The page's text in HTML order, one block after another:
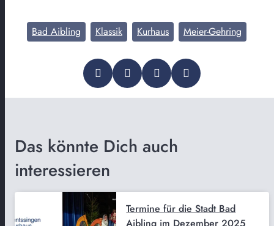
Bad Aibling Klassik Kurhaus Meier-Gehring
Das könnte Dich auch
interessieren
Termine für die Stadt Bad
Aibling im Dezember 2025